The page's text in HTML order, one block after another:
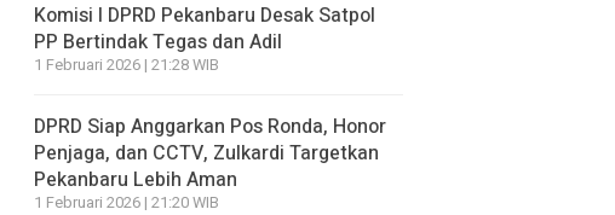
Komisi I DPRD Pekanbaru Desak Satpol
PP Bertindak Tegas dan Adil
1 Februari 2026 | 21:28 WIB
DPRD Siap Anggarkan Pos Ronda, Honor
Penjaga, dan CCTV, Zulkardi Targetkan
Pekanbaru Lebih Aman
1 Februari 2026 | 21:20 WIB